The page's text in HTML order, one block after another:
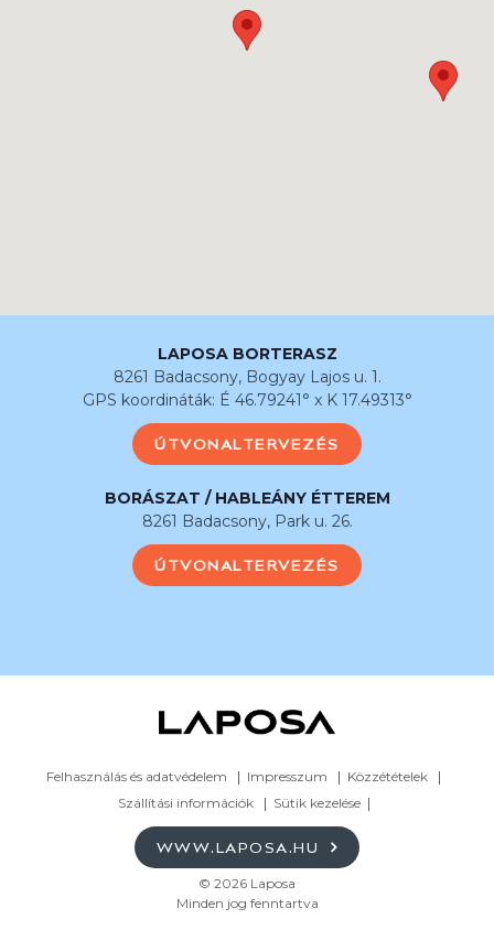
LAPOSA BORTERASZ
8261 Badacsony, Bogyay Lajos u. 1.
GPS koordináták: É 46.79241° x K 17.49313°
ÚTVONALTERVEZÉS
BORÁSZAT / HABLEÁNY ÉTTEREM
8261 Badacsony, Park u. 26.
ÚTVONALTERVEZÉS
Felhasználás és adatvédelem Impresszum
Közzétételek
Szállítási információk
Sütik kezelése
WWW.LAPOSA.HU
© 2026 Laposa
Minden jog fenntartva